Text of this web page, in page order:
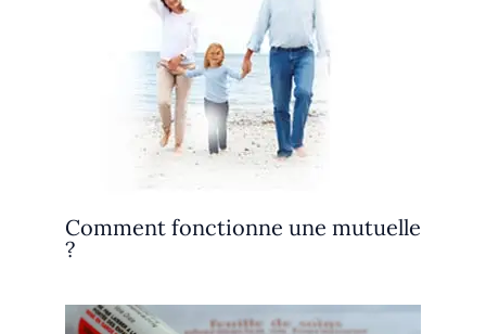
Comment fonctionne une mutuelle
?